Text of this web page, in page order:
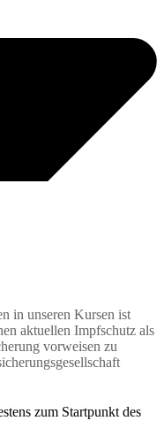
in unseren Kursen ist
aktuellen Impfschutz als
vorweisen zu
zum Startpunkt des